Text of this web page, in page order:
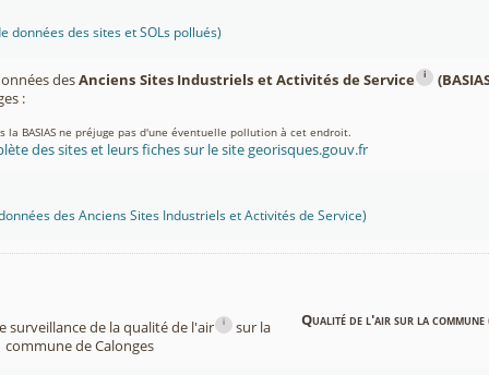
données des sites et SOLs pollués)
desAnciens Sites Industriels et Activités de Service i
:
BASIAS ne préjuge pas d'une éventuelle pollution à cet endroit.
des sites et leurs fiches sur le site georisques.gouv.fr
des Anciens Sites Industriels et Activités de Service)
surveillance de la qualité de l'air i
sur la
commune de Calonges
Qualité de l'air sur la commune